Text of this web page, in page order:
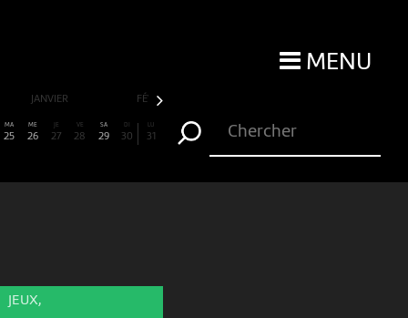
MENU
JANVIER FÉVRIER
MA
25
ME
26
JE
27
VE
28
SA
29
DI
30
LU
31
JEUX,